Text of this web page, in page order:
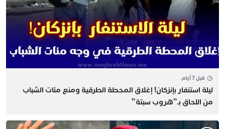
قبل 7 أيام
​ليلة استنفار بإنزكان! إغلاق المحطة الطرقية ومنع مئات الشباب
من اللحاق بـ”هروب سبتة”